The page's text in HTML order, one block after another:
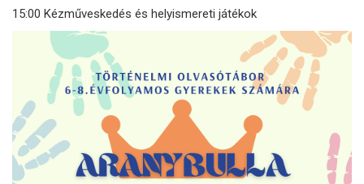
15:00 Kézműveskedés és helyismereti játékok